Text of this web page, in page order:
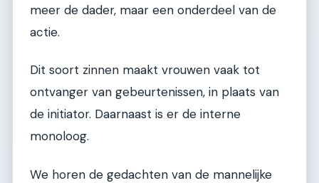
meer de dader, maar een onderdeel van de
actie.
Dit soort zinnen maakt vrouwen vaak tot
ontvanger van gebeurtenissen, in plaats van
de initiator. Daarnaast is er de interne
monoloog.
We horen de gedachten van de mannelijke